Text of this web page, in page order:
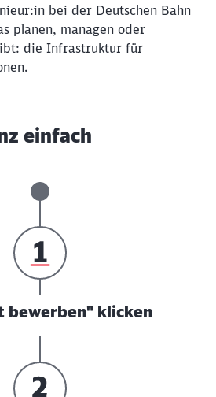
bei der Deutschen Bahn
planen, managen oder
die Infrastruktur für
einfach
bewerben" klicken